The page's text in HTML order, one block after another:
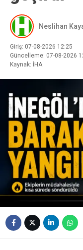
Neslihan
Giriş: 07-08-2026 12:25
Güncelleme: 07-08-
Kaynak: İHA